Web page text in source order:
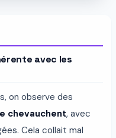
avec les
on observe des
chevauchent, avec
Cela collait mal